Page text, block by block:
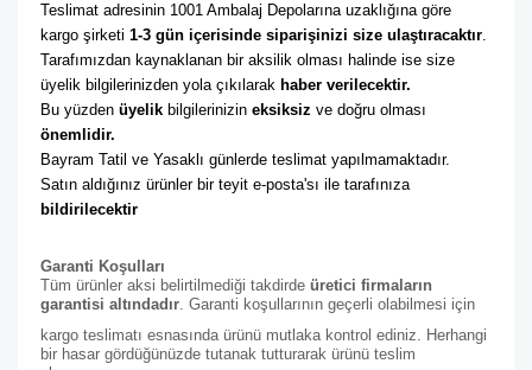
Teslimat adresinin 1001 Ambalaj Depolarına uzaklığına göre
kargo şirketi 1-3 gün içerisinde siparişinizi size ulaştıracaktır.
Tarafımızdan kaynaklanan bir aksilik olması halinde ise size
üyelik bilgilerinizden yola çıkılarak haber verilecektir.
Bu yüzden üyelik bilgilerinizin eksiksiz
önemlidir.
Bayram Tatil ve Yasaklı günlerde teslimat yapılmamaktadır.
Satın aldığınız ürünler bir teyit e-posta'sı ile tarafınıza
bildirilecektir
Garanti Koşulları
Tüm ürünler aksi belirtilmediği takdirde üretici firmaların
garantisi altındadır. Garanti koşullarının geçerli olabilmesi için
kargo teslimatı esnasında ürünü mutlaka kontrol ediniz. Herhangi
bir hasar gördüğünüzde tutanak tutturarak ürünü teslim